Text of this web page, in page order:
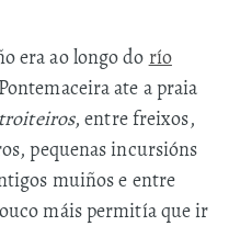
era ao longo do río
ate a praia
troiteiros, entre freixos,
pequenas incursións
muiños e entre
máis permitía que ir